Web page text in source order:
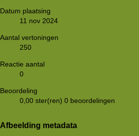
Datum plaatsing
11 nov 2024
Aantal vertoningen
250
Reactie aantal
0
Beoordeling
0,00 ster(ren) 0 beoordelingen
Afbeelding metadata